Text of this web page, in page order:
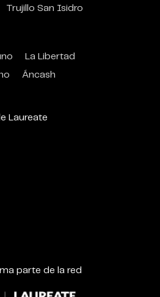
Trujillo San Isidro
La Libertad
Áncash
Laureate
parte de la red